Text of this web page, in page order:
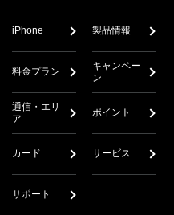
iPhone 製品情報
料金プラン
キャンペー
ン
通信・エリ
ア
ポイント
カード サービス
サポート